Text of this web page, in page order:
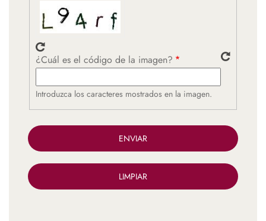
¿Cuál es el código de la imagen?
Introduzca los caracteres mostrados en la imagen.